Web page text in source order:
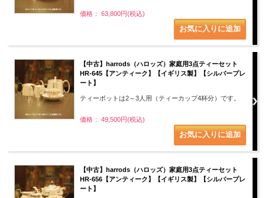
価格： 63,800円(税込)
【中古】harrods（ハロッズ）家庭用3点ティーセット
HR-645【アンティーク】【イギリス製】【シルバープレ
ート】
ティーポットは2～3人用（ティーカップ4杯分）です。
価格： 49,500円(税込)
【中古】harrods（ハロッズ）家庭用3点ティーセット
HR-656【アンティーク】【イギリス製】【シルバープレ
ート】